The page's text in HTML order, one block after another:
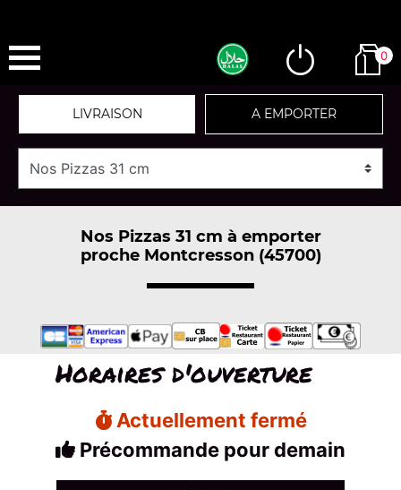
0
LIVRAISON A EMPORTER
Nos Pizzas 31 cm à emporter
proche Montcresson (45700)
Horaires d'ouverture
Actuellement fermé
Précommande pour demain